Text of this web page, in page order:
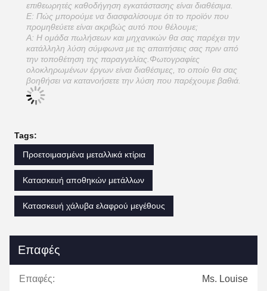
επιθεωρητές καθοδήγηση εγκατάστασης είναι διαθέσιμα.
Ε: Πώς μπορούμε να διασφαλίσουμε ότι το προϊόν που
προμηθεύετε είναι ακριβώς αυτό που θέλουμε;
Α: Η ομάδα πωλήσεων και μηχανικών θα σας παρέχει την
κατάλληλη λύση σύμφωνα με τις απαιτήσεις σας πριν από
την τοποθέτηση της παραγγελίας.Φωτογραφίες
ολοκληρωμένων έργων είναι διαθέσιμες, το οποίο θα σας
βοηθήσει να κατανοήσετε την λύση που παρέχουμε βαθιά.
Tags:
Προετοιμασμένα μεταλλικά κτίρια
Κατασκευή αποθηκών μετάλλων
Κατασκευή χάλυβα ελαφρού μεγέθους
Επαφές
Επαφές: Ms. Louise